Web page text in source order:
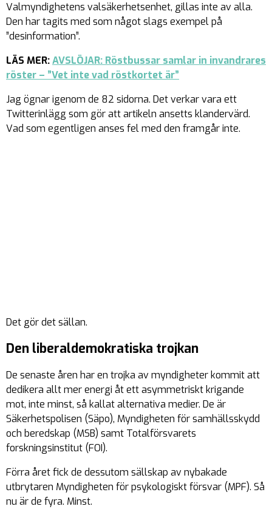
Valmyndighetens valsäkerhetsenhet, gillas inte av alla.
Den har tagits med som något slags exempel på
”desinformation”.
LÄS MER:AVSLÖJAR: Röstbussar samlar in invandrares
röster – ”Vet inte vad röstkortet är”
Jag ögnar igenom de 82 sidorna. Det verkar vara ett
Twitterinlägg som gör att artikeln ansetts klandervärd.
Vad som egentligen anses fel med den framgår inte.
Det gör det sällan.
Den liberaldemokratiska trojkan
De senaste åren har en trojka av myndigheter kommit att
dedikera allt mer energi åt ett asymmetriskt krigande
mot, inte minst, så kallat alternativa medier. De är
Säkerhetspolisen (Säpo), Myndigheten för samhällsskydd
och beredskap (MSB) samt Totalförsvarets
forskningsinstitut (FOI).
Förra året fick de dessutom sällskap av nybakade
utbrytaren Myndigheten för psykologiskt försvar (MPF). Så
nu är de fyra. Minst.